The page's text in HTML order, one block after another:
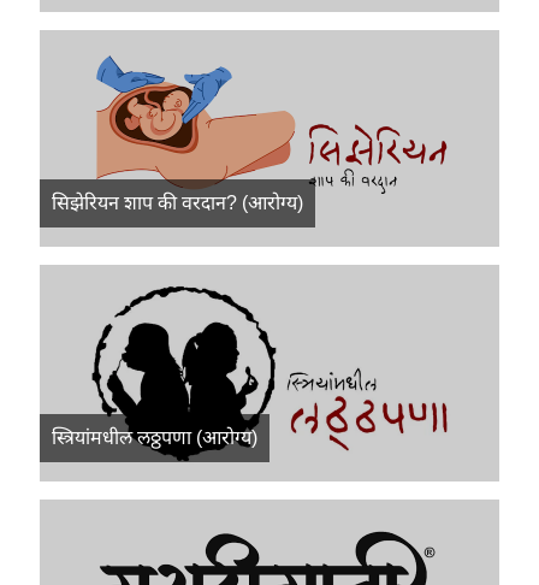
सिझेरियन शाप की वरदान? (आरोग्य)
स्त्रियांमधील लठ्ठपणा (आरोग्य)